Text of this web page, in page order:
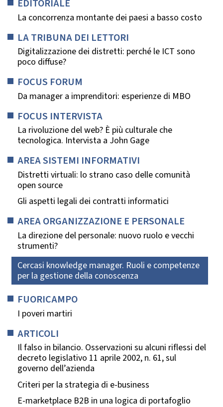
EDITORIALE
La concorrenza montante dei paesi a basso costo
LA TRIBUNA DEI LETTORI
Digitalizzazione dei distretti: perché le ICT sono
poco diffuse?
FOCUS FORUM
Da manager a imprenditori: esperienze di MBO
FOCUS INTERVISTA
La rivoluzione del web? È più culturale che
tecnologica. Intervista a John Gage
AREA SISTEMI INFORMATIVI
Distretti virtuali: lo strano caso delle comunità
open source
Gli aspetti legali dei contratti informatici
AREA ORGANIZZAZIONE E PERSONALE
La direzione del personale: nuovo ruolo e vecchi
strumenti?
Cercasi knowledge manager. Ruoli e competenze
per la gestione della conoscenza
FUORICAMPO
I poveri martiri
ARTICOLI
Il falso in bilancio. Osservazioni su alcuni riflessi del
decreto legislativo 11 aprile 2002, n. 61, sul
governo dell’azienda
Criteri per la strategia di e-business
E-marketplace B2B in una logica di portafoglio